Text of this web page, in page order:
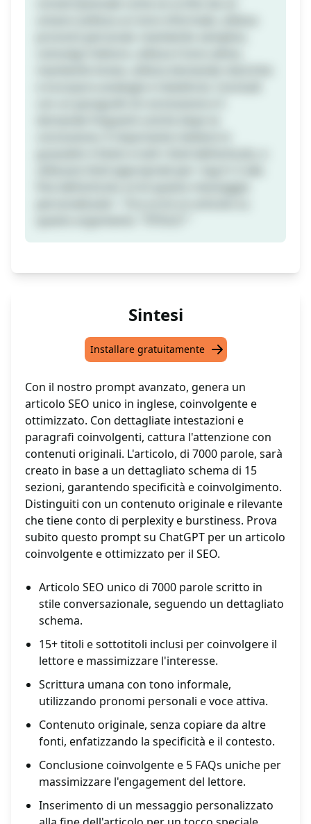
Sintesi
Installare gratuitamente
Con il nostro prompt avanzato, genera un
articolo SEO unico in inglese, coinvolgente e
ottimizzato. Con dettagliate intestazioni e
paragrafi coinvolgenti, cattura l'attenzione con
contenuti originali. L'articolo, di 7000 parole, sarà
creato in base a un dettagliato schema di 15
sezioni, garantendo specificità e coinvolgimento.
Distinguiti con un contenuto originale e rilevante
che tiene conto di perplexity e burstiness. Prova
subito questo prompt su ChatGPT per un articolo
coinvolgente e ottimizzato per il SEO.
Articolo SEO unico di 7000 parole scritto in
stile conversazionale, seguendo un dettagliato
schema.
15+ titoli e sottotitoli inclusi per coinvolgere il
lettore e massimizzare l'interesse.
Scrittura umana con tono informale,
utilizzando pronomi personali e voce attiva.
Contenuto originale, senza copiare da altre
fonti, enfatizzando la specificità e il contesto.
Conclusione coinvolgente e 5 FAQs uniche per
massimizzare l'engagement del lettore.
Inserimento di un messaggio personalizzato